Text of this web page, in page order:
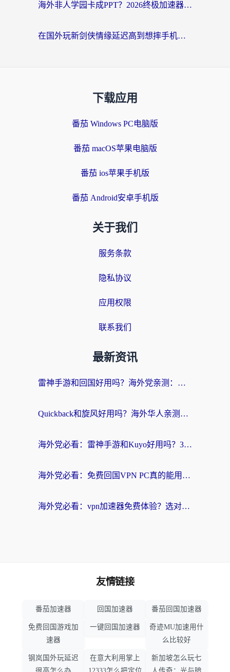
海外非人学园卡成PPT？2026终极加速器指南：从暗区突围到王国纪元，一篇搞定
在国外玩新剑侠情缘延迟高到想摔手机？海外玩家亲测有效的加速器选择指南
下载应用
番茄 Windows PC电脑版
番茄 macOS苹果电脑版
番茄 ios苹果手机版
番茄 Android安卓手机版
关于我们
服务条款
隐私协议
应用权限
联系我们
最新资讯
雷神手游和回国好用吗？海外党亲测：选对加速器才能无缝刷剧打游戏
Quickback和旋风好用吗？海外华人亲测：选对回国加速器才能无缝看央视5
海外党必看：雷神手游和Kuyo好用吗？3款回国加速器实测+避坑指南
海外党必看：免费回国VPN PC真的能用？附国内高速VPN选择全攻略
海外党必看：vpn加速器免费体验？选对回国加速器才能无缝刷国内剧玩国服
友情链接
番茄加速器 回国加速器 番茄回国加速器
免费回国游戏加
速器
一键回国加速器
奇迹MU加速用什
么比较好
钢岚国外玩延迟
在意大利用掌上
新加坡怎么玩七